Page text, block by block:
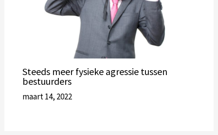
Steeds meer fysieke agressie tussen
bestuurders
maart 14, 2022